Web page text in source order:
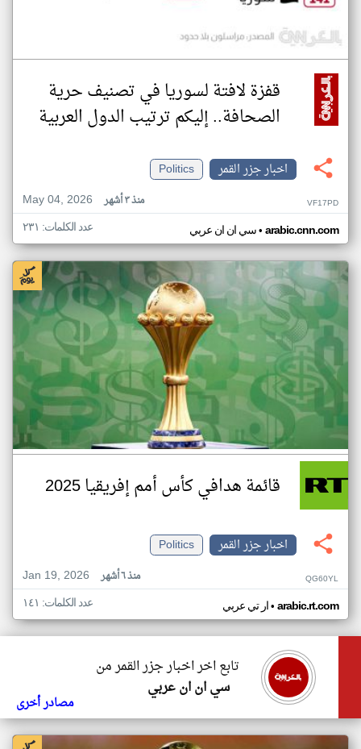
قفزة لافتة لسوريا في تصنيف حرية
الصحافة.. إليكم ترتيب الدول العربية
اخبار جزر القمر
Politics
May 04, 2026
منذ ٣ أشهر VF17PD
سي ان ان عربي• arabic.cnn.com عدد الكلمات: ٢٣١
قائمة هدافي كأس أمم إفريقيا 2025
اخبار جزر القمر
Politics
Jan 19, 2026
منذ ٦ أشهر QG60YL
ار تي عربي• arabic.rt.com عدد الكلمات: ١٤١
تابع اخر اخبار جزر القمر من
سي ان ان عربي
مصادر أخرى